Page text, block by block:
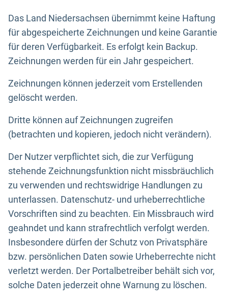
Das Land Niedersachsen übernimmt keine Haftung
für abgespeicherte Zeichnungen und keine Garantie
für deren Verfügbarkeit. Es erfolgt kein Backup.
Zeichnungen werden für ein Jahr gespeichert.
Zeichnungen können jederzeit vom Erstellenden
gelöscht werden.
Dritte können auf Zeichnungen zugreifen
(betrachten und kopieren, jedoch nicht verändern).
Der Nutzer verpflichtet sich, die zur Verfügung
stehende Zeichnungsfunktion nicht missbräuchlich
zu verwenden und rechtswidrige Handlungen zu
unterlassen. Datenschutz- und urheberrechtliche
Vorschriften sind zu beachten. Ein Missbrauch wird
geahndet und kann strafrechtlich verfolgt werden.
Insbesondere dürfen der Schutz von Privatsphäre
bzw. persönlichen Daten sowie Urheberrechte nicht
verletzt werden. Der Portalbetreiber behält sich vor,
solche Daten jederzeit ohne Warnung zu löschen.